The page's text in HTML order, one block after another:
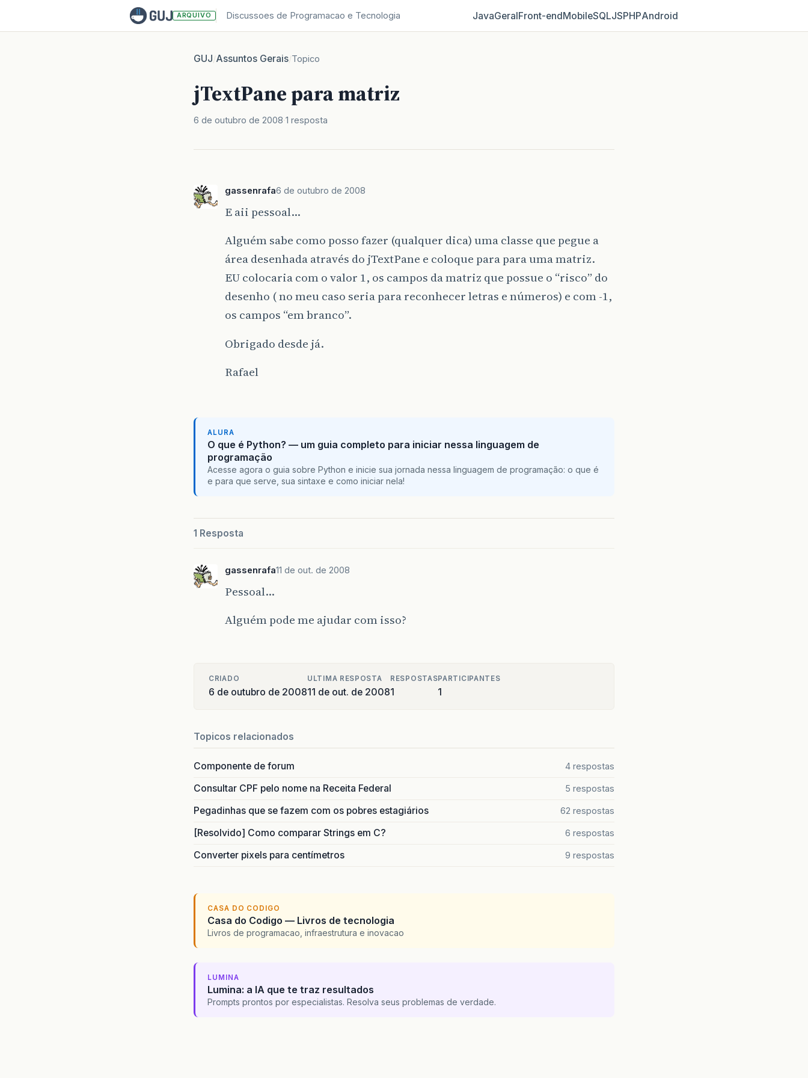
ARQUIVO Discussoes de Programacao e Tecnologia JavaGeralFront‑endMobileSQLJSPHPAndroid
GUJ/Assuntos Gerais/Topico
jTextPane para matriz
6 de outubro de 2008 1 resposta
gassenrafa6 de outubro de 2008
E aii pessoal…
Alguém sabe como posso fazer (qualquer dica) uma classe que pegue a
área desenhada através do jTextPane e coloque para para uma matriz.
EU colocaria com o valor 1, os campos da matriz que possue o “risco” do
desenho ( no meu caso seria para reconhecer letras e números) e com -1,
os campos “em branco”.
Obrigado desde já.
Rafael
ALURA
O que é Python? — um guia completo para iniciar nessa linguagem de
programação
Acesse agora o guia sobre Python e inicie sua jornada nessa linguagem de programação: o que é
e para que serve, sua sintaxe e como iniciar nela!
1 Resposta
gassenrafa11 de out. de 2008
Pessoal…
Alguém pode me ajudar com isso?
CRIADO
6 de outubro de 2008
ULTIMA RESPOSTA
11 de out. de 2008
RESPOSTAS
1
PARTICIPANTES
1
Topicos relacionados
Componente de forum 4 respostas
Consultar CPF pelo nome na Receita Federal 5 respostas
Pegadinhas que se fazem com os pobres estagiários 62 respostas
[Resolvido] Como comparar Strings em C? 6 respostas
Converter pixels para centímetros 9 respostas
CASA DO CODIGO
Casa do Codigo — Livros de tecnologia
Livros de programacao, infraestrutura e inovacao
LUMINA
Lumina: a IA que te traz resultados
Prompts prontos por especialistas. Resolva seus problemas de verdade.